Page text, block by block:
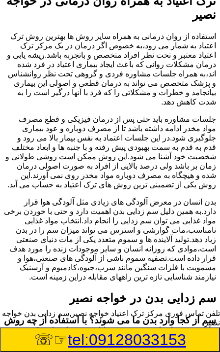
نصیر
استفاده از روان درمانی به همراه سایر روش ها بهترین روش ترک
اعتیاد به شمار می رود،به خصوص اگر درمان در یک مرکز ترک
اعتیاد معتبر و تحت نظر افراد متخصص و باتجربه باشد.ریشه یابی و
درمان مشکلات روانی که باعث ایجاد بیماری اعتیاد در فرد شده
اند،به همراه جلسات مشاوره فردی و گروهی تحت نظر روانشناس
و پزشک متخصص می تواند به درمان قطعی و اصولی این بیماری
بیانجامد و خطرات و مشکلاتی را که فرد با آنها درگیر است را به
شدت کاهش دهد.
جلسات مشاوره باید حتی پس از درمان فیزیکی و قطع مصرف
مواد مخدر ادامه داشته باشد تا از مصرف دوباره و عود بیماری
جلوگیری شود.در این جلسات اعتماد به نفس بیمار بالا می رود و
قدم به قدم به سمت بهبودی پیش رفته و با جنبه ها و ابعاد مختلف
شخصیت خود آشنا می شود.این روش ممکن است روشی طولانی و
زمان بر باشد ولی درصد بالایی از افراد به صورت اصولی درمان
شده و هیچگاه به مصرف دوباره مواد مخدر روی نمی آورند.این
روش یکی از تضمینی ترین روش های ترک اعتیاد به حساب می آید.
بدن انسان در معرض آلودگی های زیادی مثل آلودگی هوا قرار
دارد.به همین دلیل سم زدایی بدن اهمیت دارد و حتی با خوردن برخی
مواد غذایی می توان سم زدایی را انجام داد.انتخاب مواد غذایی
نامناسب،مات گوارشی و استرس می تواند میزان سم را در بدن
زیاد دهد.تولید آلاینده ها و سموم متعدد یکی از مات دنیای صنعتی
است،موادی که روزانه انسان و سایر موجودات زنده را مورد هدف
قرار داده است.تصفیه سموم ناشی از آلودگی های صنعتی،هوا و
مسمویت با فلزات سنگین مانند سرب،جیوه،کادمیوم و آرسنیک
نیازمند شناسایی تازه ترین راههای مقابله دراین زمینه است.
سم زدایی بدن در خواجه نصیر
سم از کجا وارد بدن ما می شوند؟ با استفاده از چه روش
هایی می توان این سم مضر را از بدن خارج کرد؟
تلفن تماس فوری مرکز ترک اعتیاد خواجه نصیر,سم زدایی بدن خواجه
نصیر
tel:09128033153
☞☏